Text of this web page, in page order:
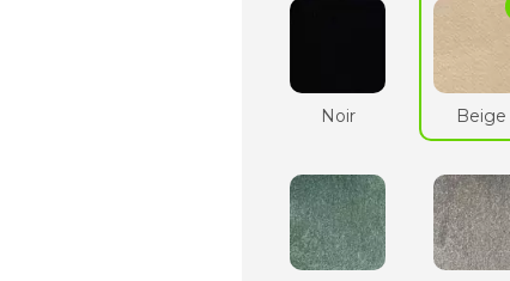
Noir Beige